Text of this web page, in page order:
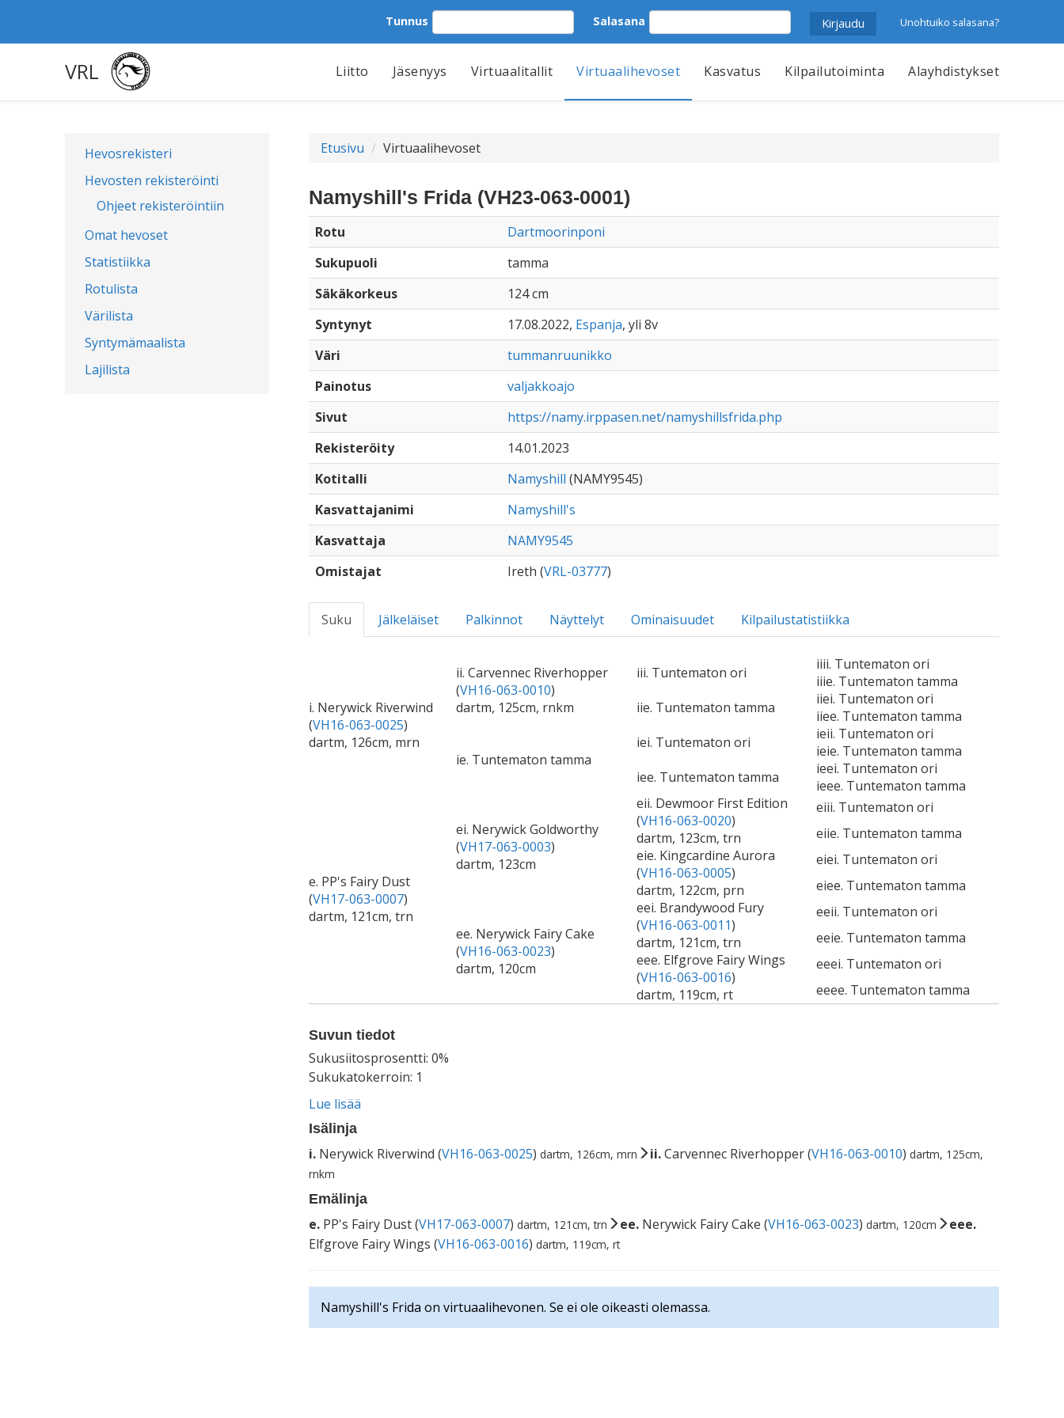
Tunnus Salasana Unohtuiko salasana?
VRL Liitto Jäsenyys Virtuaalitallit Virtuaalihevoset Kasvatus Kilpailutoiminta Alayhdistykset
Hevosrekisteri
Hevosten rekisteröinti
Ohjeet rekisteröintiin
Omat hevoset
Statistiikka
Rotulista
Värilista
Syntymämaalista
Lajilista
Etusivu Virtuaalihevoset
Namyshill's Frida (VH23-063-0001)
Rotu
Dartmoorinponi
Sukupuoli
tamma
Säkäkorkeus
124 cm
Syntynyt
17.08.2022, Espanja, yli 8v
Väri
tummanruunikko
Painotus
valjakkoajo
Sivut
https://namy.irppasen.net/namyshillsfrida.php
Rekisteröity
14.01.2023
Kotitalli
Namyshill (NAMY9545)
Kasvattajanimi
Namyshill's
Kasvattaja
NAMY9545
Omistajat
Ireth (VRL-03777)
Suku Jälkeläiset Palkinnot Näyttelyt Ominaisuudet Kilpailustatistiikka
i. Nerywick Riverwind
(VH16-063-0025)
dartm, 126cm, mrn
ii. Carvennec Riverhopper
(VH16-063-0010)
dartm, 125cm, rnkm
iii. Tuntematon ori
iiii. Tuntematon ori
iiie. Tuntematon tamma
iie. Tuntematon tamma
iiei. Tuntematon ori
iiee. Tuntematon tamma
ie. Tuntematon tamma
iei. Tuntematon ori
ieii. Tuntematon ori
ieie. Tuntematon tamma
iee. Tuntematon tamma
ieei. Tuntematon ori
ieee. Tuntematon tamma
e. PP's Fairy Dust
(VH17-063-0007)
dartm, 121cm, trn
ei. Nerywick Goldworthy
(VH17-063-0003)
dartm, 123cm
eii. Dewmoor First Edition
(VH16-063-0020)
dartm, 123cm, trn
eiii. Tuntematon ori
eiie. Tuntematon tamma
eie. Kingcardine Aurora
(VH16-063-0005)
dartm, 122cm, prn
eiei. Tuntematon ori
eiee. Tuntematon tamma
ee. Nerywick Fairy Cake
(VH16-063-0023)
dartm, 120cm
eei. Brandywood Fury
(VH16-063-0011)
dartm, 121cm, trn
eeii. Tuntematon ori
eeie. Tuntematon tamma
eee. Elfgrove Fairy Wings
(VH16-063-0016)
dartm, 119cm, rt
eeei. Tuntematon ori
eeee. Tuntematon tamma
Suvun tiedot
Sukusiitosprosentti: 0%
Sukukatokerroin: 1
Lue lisää
Isälinja
i. Nerywick Riverwind (VH16-063-0025) dartm, 126cm, mrn ii.Carvennec Riverhopper (VH16-063-0010) dartm, 125cm,
rnkm
Emälinja
e. PP's Fairy Dust (VH17-063-0007) dartm, 121cm, trn ee. Nerywick Fairy Cake (VH16-063-0023) dartm, 120cm
eee.
Elfgrove Fairy Wings (VH16-063-0016) dartm, 119cm, rt
Namyshill's Frida on virtuaalihevonen. Se ei ole oikeasti olemassa.